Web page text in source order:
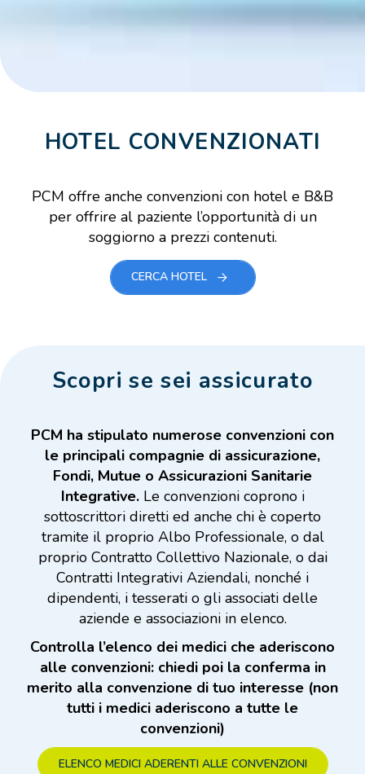
HOTEL CONVENZIONATI
PCM offre anche convenzioni con hotel e B&B
per offrire al paziente l’opportunità di un
soggiorno a prezzi contenuti.
CERCA HOTEL
Scopri se sei assicurato
PCM ha stipulato numerose convenzioni con
le principali compagnie di assicurazione,
Fondi, Mutue o Assicurazioni Sanitarie
Integrative.Le convenzioni coprono i
sottoscrittori diretti ed anche chi è coperto
tramite il proprio Albo Professionale, o dal
proprio Contratto Collettivo Nazionale, o dai
Contratti Integrativi Aziendali, nonché i
dipendenti, i tesserati o gli associati delle
aziende e associazioni in elenco.
Controlla l’elenco dei medici che aderiscono
alle convenzioni: chiedi poi la conferma in
merito alla convenzione di tuo interesse (non
tutti i medici aderiscono a tutte le
convenzioni)
ELENCO MEDICI ADERENTI ALLE CONVENZIONI